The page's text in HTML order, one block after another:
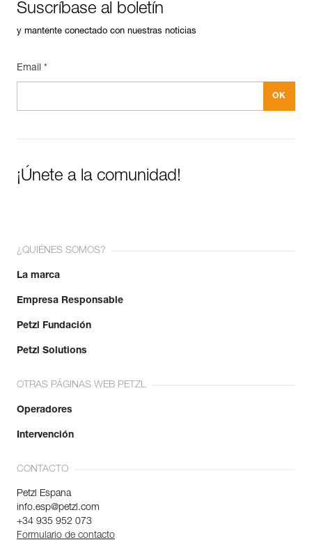
Suscríbase al boletín
y mantente conectado con nuestras noticias
Email *
¡Únete a la comunidad!
¿QUIÉNES SOMOS?
La marca
Empresa Responsable
Petzl Fundación
Petzl Solutions
OTRAS PÁGINAS WEB PETZL
Operadores
Intervención
CONTACTO
Petzl Espana
info.esp@petzl.com
+34 935 952 073
Formulario de contacto